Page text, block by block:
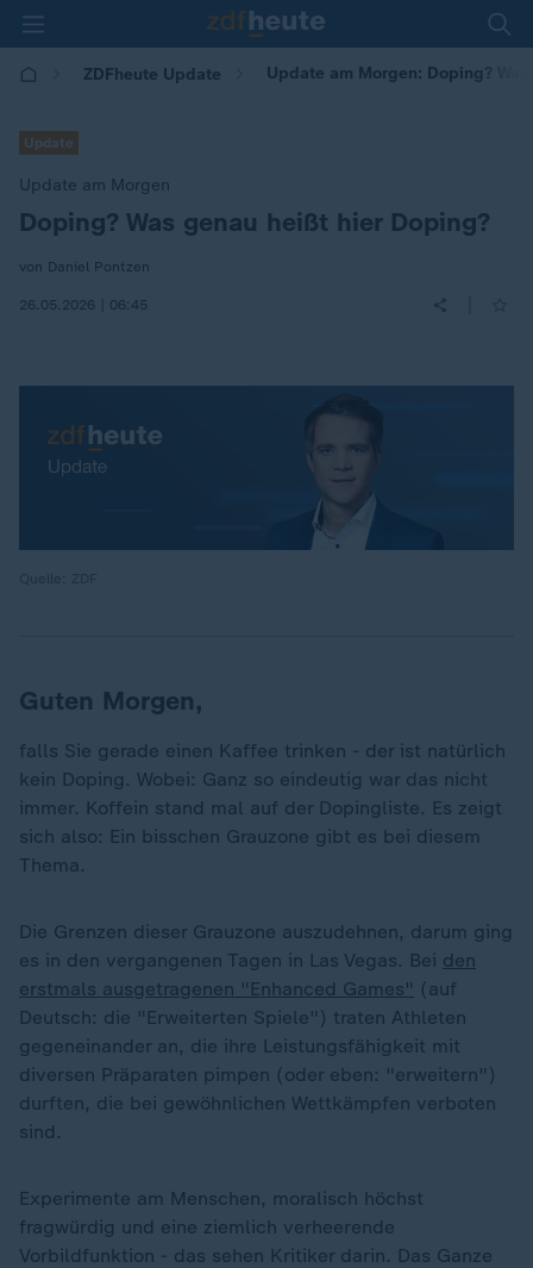
ZDFheute Update Update am Morgen: Doping?
Update
Update am Morgen
:Doping? Was genau heißt hier Doping?
von Daniel Pontzen
26.05.2026 | 06:45
Guten Morgen,
falls Sie gerade einen Kaffee trinken - der ist natürlich
kein Doping. Wobei: Ganz so eindeutig war das nicht
immer. Koffein stand mal auf der Dopingliste. Es zeigt
sich also: Ein bisschen Grauzone gibt es bei diesem
Thema.
Die Grenzen dieser Grauzone auszudehnen, darum ging
es in den vergangenen Tagen in Las Vegas. Bei den
erstmals ausgetragenen "Enhanced Games" (auf
Deutsch: die "Erweiterten Spiele") traten Athleten
gegeneinander an, die ihre Leistungsfähigkeit mit
diversen Präparaten pimpen (oder eben: "erweitern")
durften, die bei gewöhnlichen Wettkämpfen verboten
sind.
Experimente am Menschen, moralisch höchst
fragwürdig und eine ziemlich verheerende
Vorbildfunktion - das sehen Kritiker darin. Das Ganze